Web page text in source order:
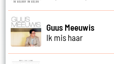
Guus Meeuwis
Ik mis haar